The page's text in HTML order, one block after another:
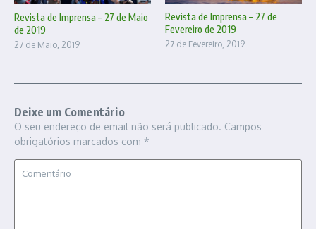
Revista de Imprensa – 27 de Maio
de 2019
27 de Maio, 2019
Revista de Imprensa – 27 de
Fevereiro de 2019
27 de Fevereiro, 2019
Deixe um Comentário
O seu endereço de email não será publicado. Campos
obrigatórios marcados com *